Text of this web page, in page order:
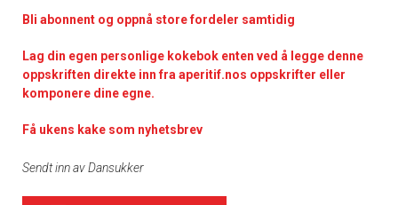
Bli abonnent og oppnå store fordeler samtidig
Lag din egen personlige kokebok enten ved å legge denne
oppskriften direkte inn fra aperitif.nos oppskrifter eller
komponere dine egne.
Få ukens kake som nyhetsbrev
Sendt inn av Dansukker